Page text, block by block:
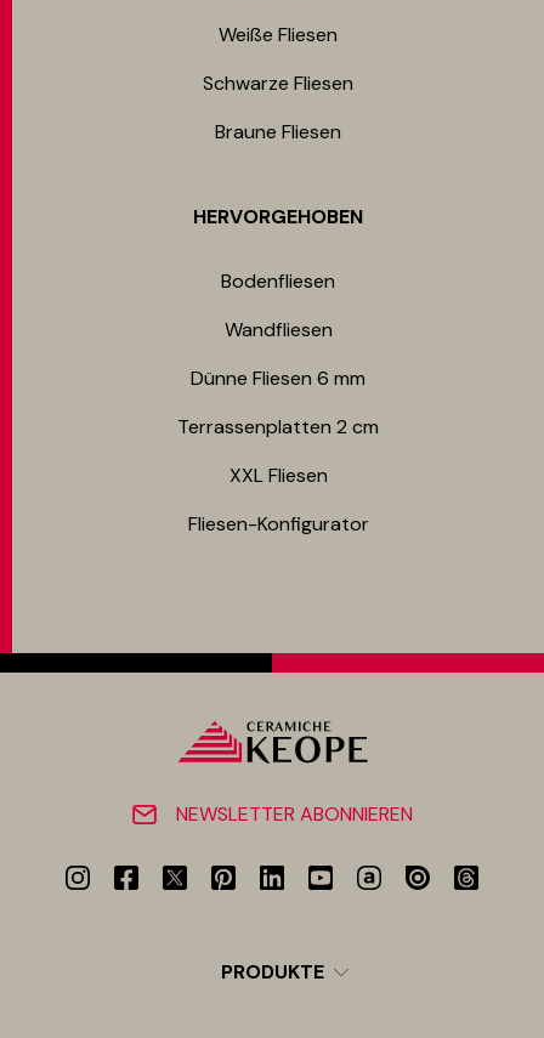
Weiße Fliesen
Schwarze Fliesen
Braune Fliesen
HERVORGEHOBEN
Bodenfliesen​
Wandfliesen
Dünne Fliesen 6 mm​
Terrassenplatten 2 cm
XXL Fliesen
Fliesen-Konfigurator
NEWSLETTER ABONNIEREN
PRODUKTE